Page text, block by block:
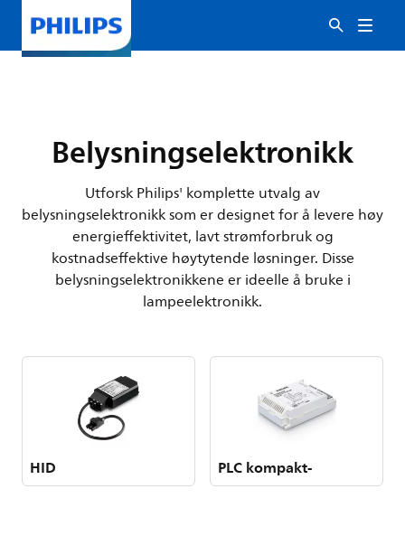
Belysningselektronikk
Utforsk Philips' komplette utvalg av
belysningselektronikk som er designet for å levere høy
energieffektivitet, lavt strømforbruk og
kostnadseffektive høytytende løsninger. Disse
belysningselektronikkene er ideelle å bruke i
lampeelektronikk.
HID PLC kompakt-